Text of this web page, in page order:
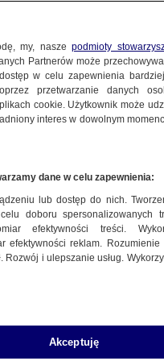
my, naszepodmioty
Partnerów może
w celu zapewnienia
przetwarzanie danych
cookie. Użytkownik może
interes w dowolnym
dane w celu zapewnienia:
lub dostęp do nich.
doboru spersonalizowanych
efektywności treści.
efektywności reklam.
Rozwój i ulepszanie usług.
Akceptuję